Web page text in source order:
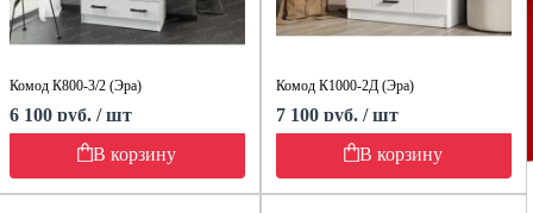
Комод К800-3/2 (Эра)
6 100 руб. / шт
В корзину
Комод К1000-2Д (Эра)
7 100 руб. / шт
В корзину